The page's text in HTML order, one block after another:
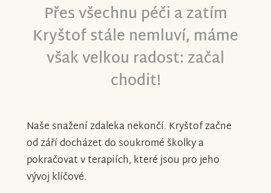
Přes všechnu péči a zatím
Kryštof stále nemluví, máme
však velkou radost: začal
chodit!
Naše snažení zdaleka nekončí. Kryštof začne
od září docházet do soukromé školky a
pokračovat v terapiích, které jsou pro jeho
vývoj klíčové.